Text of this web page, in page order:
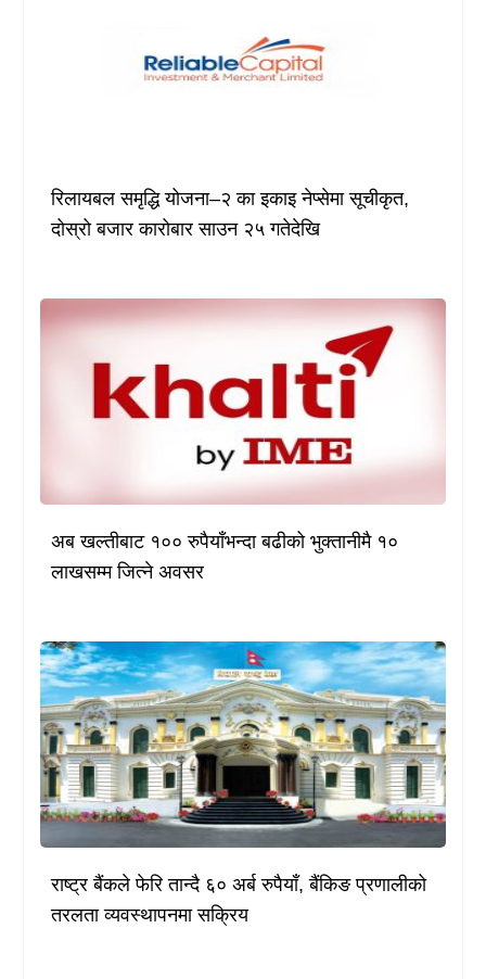
रिलायबल समृद्धि योजना–२ का इकाइ नेप्सेमा सूचीकृत,
दोस्रो बजार कारोबार साउन २५ गतेदेखि
अब खल्तीबाट १०० रुपैयाँभन्दा बढीको भुक्तानीमै १०
लाखसम्म जित्ने अवसर
राष्ट्र बैंकले फेरि तान्दै ६० अर्ब रुपैयाँ, बैंकिङ प्रणालीको
तरलता व्यवस्थापनमा सक्रिय